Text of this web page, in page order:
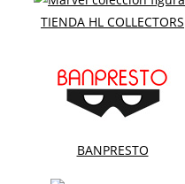
TIENDA HL COLLECTORS
BANPRESTO